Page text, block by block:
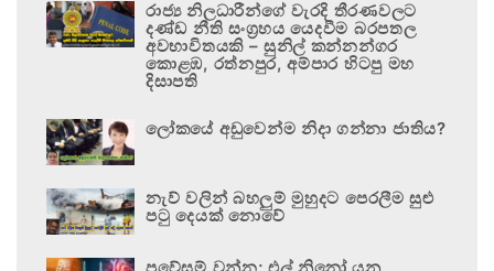
රාජ්‍ය නිලධාරීන්ගේ වැරදි තීරණවලට
දණ්ඩ නීති සංග්‍රහය යෙදවීම බරපතල
අවභාවිතයකි – සුනිල් කන්නන්ගර
කොළඹ, රත්නපුර, අම්පාර හිටපු මහ
දිසාපති
ලෝකයේ අඩුවෙන්ම නිදා ගන්නා ජාතිය?
නැව් වලින් බහලුම් මුහුදට පෙරලීම සුළු
පටු දෙයක් නොවේ